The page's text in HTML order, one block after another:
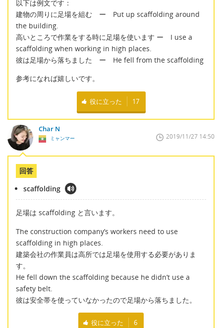
以下は例文です：
建物の周りに足場を組む ー Put up scaffolding around
the building.
高いところで作業をする時に足場を使います ー I use a
scaffolding when working in high places.
彼は足場から落ちました ー He fell from the scaffolding
参考になれば嬉しいです。
役に立った 17
Char N
ミャンマー 2019/11/27 14:50
回答
scaffolding
足場は scaffolding と言います。
The construction company’s workers need to use
scaffolding in high places.
建築会社の作業員は高所では足場を使用する必要がありま
す。
He fell down the scaffolding because he didn’t use a
safety belt.
彼は安全帯を使っていなかったので足場から落ちました。
役に立った 6